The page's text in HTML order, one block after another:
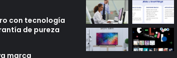
con tecnología
de pureza
marca